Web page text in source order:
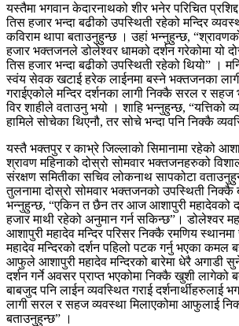
यस्तैमा भगवान केदारनाथको शीर भनेर परिचित
तिस हजार भन्दा बढीको उपस्थिती रहेको मन्दिर
कविराम थापा बताउनुहुन्छ । उहां भन्नुहुन्छ,
हजार भक्तजनले डोलेश्वर धामको दर्शन गरेकोमा यो
तिस हजार भन्दा बढीको उपस्थिती रहेको थियो” ।
स्वंय सेवक खटाई हरेक लाईनमा बस्ने भक्तजनका
गराईएकोले मन्दिर दर्शनका लागी निक्कै सरल र सहज
विर शाहीले वताउनु भयो । शाहि भन्नुहुन्छ, “यत्तिको
हामिले सोचेका थिएनौ, तर सोचे भन्दा पनि निक्कै
यस्तै भक्तपुर र काभ्रे जिल्लाको सिमानामा रहेको
श्रावण महिनाको दोस्रो सोमवार भक्तजनहरुको
संरक्षण समितीका सचिव लोकनाथ सापकोटा
तुलनामा दोस्रो सोमवार भक्तजनको उपस्थिती निक्कै
भन्नुहुन्छ, “एकिन त छैन तर आज आशापुरी महादेवको
हजार माथी रहेको अनुमान गर्न सकिन्छ”। डोलेश्वर
आशापुरी महादेव मन्दिर परिसर निक्कै रमणिय
महादेव मन्दिरको दर्शन पहिलो पटक गर्नु भएका कमल
आफुले आशापुरी महादेव मन्दिरको बारेमा धेरै अगाडी
दर्शन गर्ने अवसर प्राप्त भएकोमा निक्कै खुशी लागेको
बाबजुद पनि लाईन व्यवस्थित गराई दर्शनार्थीहरुलाई
लागी सरल र सहज व्यवस्था मिलाएकोमा आफुलाई
बताउनुहुन्छ” ।